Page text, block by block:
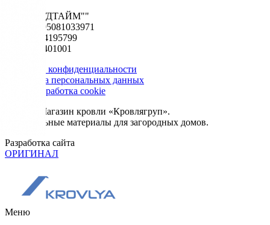
ООО "ФУДТАЙМ""
ОГРН 1195081033971
ИНН 5024195799
КПП 502401001
Политика конфиденциальности
Обработка персональных данных
Сбор и обработка cookie
© 2026. Магазин кровли «Кровлягруп».
Строительные материалы для загородных домов.
Разработка сайта
ОРИГИНАЛ
Меню